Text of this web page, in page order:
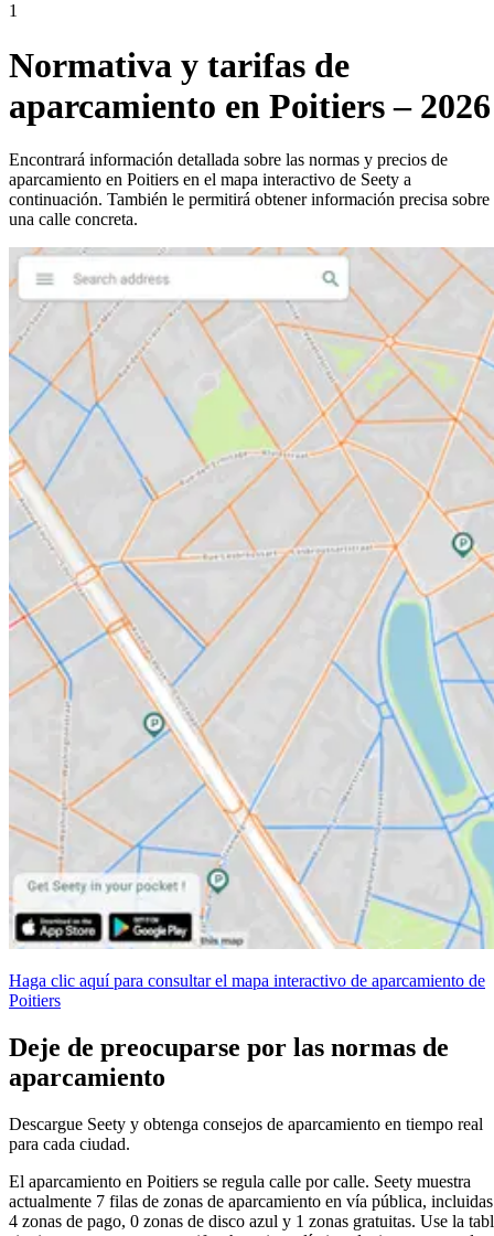
1
Normativa y tarifas de
aparcamiento en Poitiers – 2026
Encontrará información detallada sobre las normas y precios de
aparcamiento en Poitiers en el mapa interactivo de Seety a
continuación. También le permitirá obtener información precisa sobre
una calle concreta.
Haga clic aquí para consultar el mapa interactivo de aparcamiento de
Poitiers
Deje de preocuparse por las normas de
aparcamiento
Descargue Seety y obtenga consejos de aparcamiento en tiempo real
para cada ciudad.
El aparcamiento en Poitiers se regula calle por calle. Seety muestra
actualmente 7 filas de zonas de aparcamiento en vía pública, incluidas
4 zonas de pago, 0 zonas de disco azul y 1 zonas gratuitas. Use la